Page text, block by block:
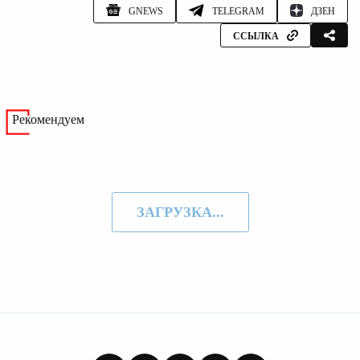
GNEWS TELEGRAM ДЗЕН
ССЫЛКА
Рекомендуем
ЗАГРУЗКА...